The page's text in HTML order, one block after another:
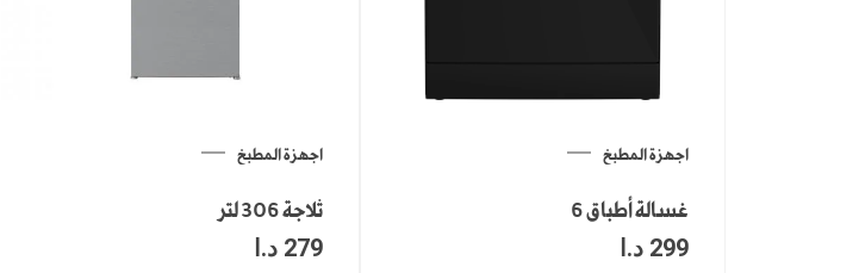
اجهزة المطبخ
غسالة أطباق 6
299 د.ا
اجهزة المطبخ
ثلاجة 306 لتر
279 د.ا